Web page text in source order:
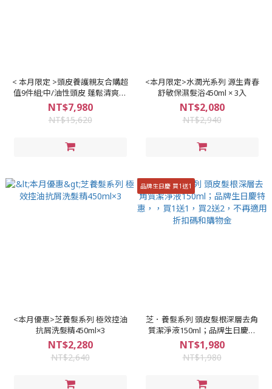
< 本月限定 >頭皮養護親友合購超
值9件組;中/油性頭皮 蓬鬆清爽的
最佳選擇
NT$7,980
NT$15,620
<本月限定>水潤光系列 源生青春
舒敏保濕髮浴450ml × 3入
NT$2,080
NT$2,940
<本月優惠>芝養髮系列 極效控油
抗屑洗髮精450ml×3
NT$2,280
NT$2,640
品牌生日慶 買1送1
芝．養髮系列 頭皮髮根深層去角
質潔淨液150ml；品牌生日慶特
惠，，買1送1，買2送2，不再適
用折扣碼和購物金
NT$1,980
NT$1,980